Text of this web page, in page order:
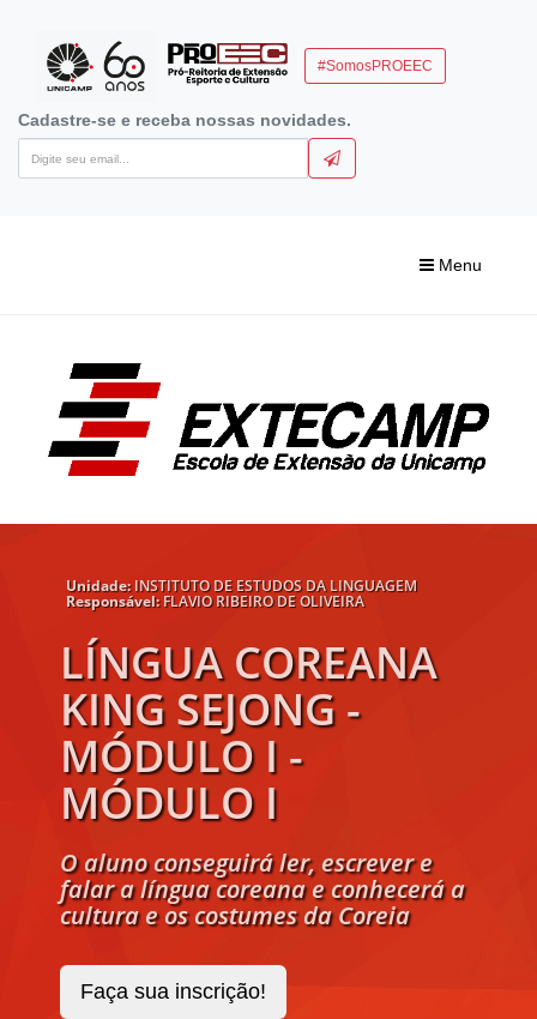
#SomosPROEEC
Cadastre-se e receba nossas novidades.
Menu
Unidade:INSTITUTO DE ESTUDOS DA LINGUAGEM
Responsável:FLAVIO RIBEIRO DE OLIVEIRA
LÍNGUA COREANA
KING SEJONG -
MÓDULO I -
MÓDULO I
O aluno conseguirá ler, escrever e
falar a língua coreana e conhecerá a
cultura e os costumes da Coreia
Faça sua inscrição!